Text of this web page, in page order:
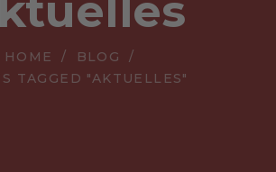
HOME
BLOG
TAGGED "AKTUELLES"